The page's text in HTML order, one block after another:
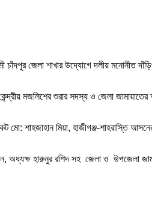
জেলা শাখার উদ্যোগে দলীয় মনোনীত
মজলিশের শুরার সদস্য ও জেলা
মো: শাহজাহান মিয়া, হাজীগঞ্জ-শাহরাস্তি
অধ্যক্ষ হারুনুর রশিদ সহ জেলা ও উপজেলা